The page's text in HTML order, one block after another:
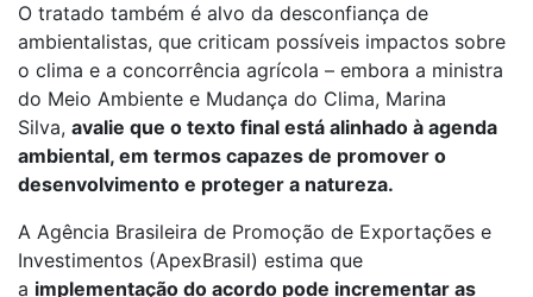
O tratado também é alvo da desconfiança de
ambientalistas, que criticam possíveis impactos sobre
o clima e a concorrência agrícola – embora a ministra
do Meio Ambiente e Mudança do Clima, Marina
Silva, avalie que o texto final está alinhado à agenda
ambiental, em termos capazes de promover o
desenvolvimento e proteger a natureza.
A Agência Brasileira de Promoção de Exportações e
Investimentos (ApexBrasil) estima que
a implementação do acordo pode incrementar as